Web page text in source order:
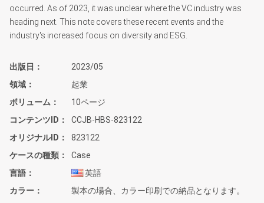
occurred. As of 2023, it was unclear where the VC industry was
heading next. This note covers these recent events and the
industry's increased focus on diversity and ESG.
出版日
2023/05
領域
起業
ボリューム
10ページ
コンテンツID
CCJB-HBS-823122
オリジナルID
823122
ケースの種類
Case
言語
英語
カラー
製本の場合、カラー印刷での納品となります。